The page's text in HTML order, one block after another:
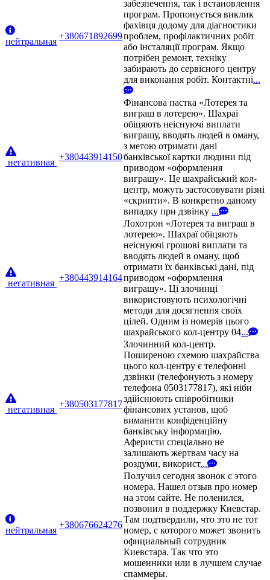
нейтральная
+380671892699
забезпечення, так і встановлення
програм. Пропонується виклик
фахівця додому для діагностики
проблем, профілактичних робіт
або інсталяції програм. Якщо
потрібен ремонт, техніку
забирають до сервісного центру
для виконання робіт. Контактні...
негативная
+380443914150
Фінансова пастка «Лотерея та
виграш в лотерею». Шахраї
обіцяють неіснуючі виплати
виграшу, вводять людей в оману,
з метою отримати дані
банківської картки людини під
приводом «оформлення
виграшу». Це шахрайський кол-
центр, можуть застосовувати різні
«скрипти». В конкретно даному
випадку при дзвінку ...
негативная
+380443914164
Лохотрон «Лотерея та виграш в
лотерею». Шахраї обіцяють
неіснуючі грошові виплати та
вводять людей в оману, щоб
отримати їх банківські дані, під
приводом «оформлення
виграшу». Ці злочинці
використовують психологічні
методи для досягнення своїх
цілей. Одним із номерів цього
шахрайського кол-центру 04...
негативная
+380503177817
Злочинний кол-центр.
Поширеною схемою шахрайства
цього кол-центру є телефонні
дзвінки (телефонують з номеру
телефона 0503177817), які ніби
здійснюють співробітники
фінансових установ, щоб
виманити конфіденційну
банківську інформацію.
Аферисти спеціально не
залишають жертвам часу на
роздуми, використ...
нейтральная
+380676624276
Получил сегодня звонок с этого
номера. Нашел отзыв про номер
на этом сайте. Не поленился,
позвонил в поддержку Киевстар.
Там подтвердили, что это не тот
номер, с которого может звонить
официальный сотрудник
Киевстара. Так что это
мошенники или в лучшем случае
спаммеры.